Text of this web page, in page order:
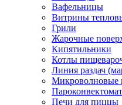
Вафельницы
Витрины
Грили
Жарочные
Кипятильники
Котлы
Линия раздач
Микроволновые
Печи для пиццы